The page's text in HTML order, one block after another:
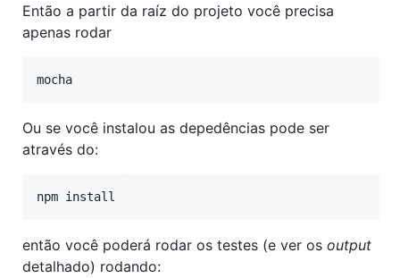
Então a partir da raíz do projeto você precisa
apenas rodar
Ou se você instalou as depedências pode ser
através do:
então você poderá rodar os testes (e ver os output
detalhado) rodando: